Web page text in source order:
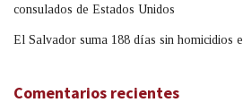
consulados de Estados Unidos
El Salvador suma 188 días sin homicidios
Comentarios recientes